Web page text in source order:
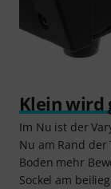
Klein wird
Im Nu ist der
Nu am Rand der
Boden mehr
Sockel am